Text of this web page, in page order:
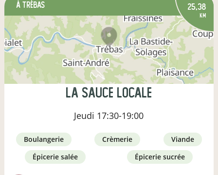
à Trébas 25,38
km
La Sauce Locale
Jeudi 17:30-19:00
boulangerie crèmerie
viande
épicerie salée
épicerie sucrée